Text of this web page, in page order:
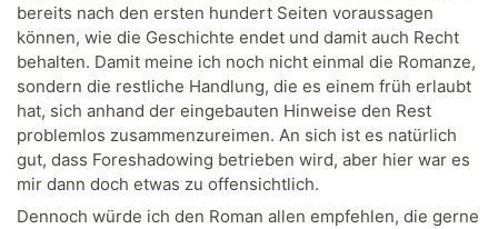
bereits nach den ersten hundert Seiten voraussagen
können, wie die Geschichte endet und damit auch Recht
behalten. Damit meine ich noch nicht einmal die Romanze,
sondern die restliche Handlung, die es einem früh erlaubt
hat, sich anhand der eingebauten Hinweise den Rest
problemlos zusammenzureimen. An sich ist es natürlich
gut, dass Foreshadowing betrieben wird, aber hier war es
mir dann doch etwas zu offensichtlich.
Dennoch würde ich den Roman allen empfehlen, die gerne